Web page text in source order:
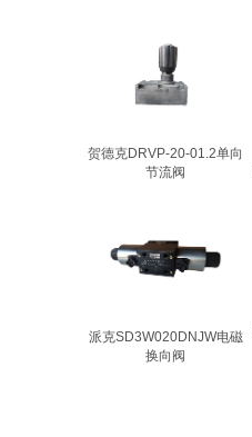
贺德克DRVP-20-01.2单向
节流阀
派克SD3W020DNJW电磁
换向阀